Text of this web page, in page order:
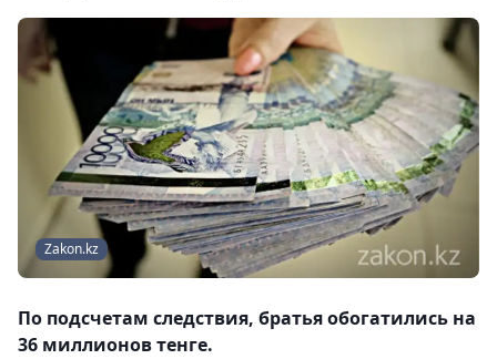
Zakon.kz
По подсчетам следствия, братья обогатились на
36 миллионов тенге.